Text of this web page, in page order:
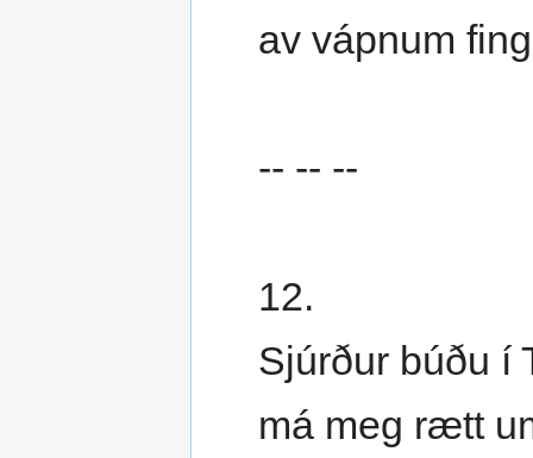
av vápnum
-- -- --
12.
Sjúrður búðu í
má meg rætt